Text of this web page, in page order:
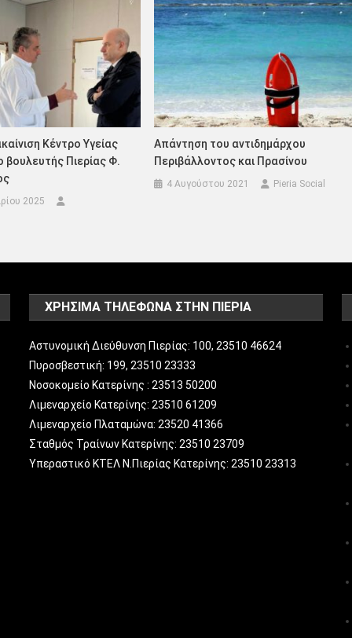
Κέντρο Υγείας
βουλευτής Πιερίας Φ.
2025
Απάντηση του αντιδημάρχου
Περιβάλλοντος και Πρασίνου
4 Αυγούστου 2021 Pieria Social
ΧΡΗΣΙΜΑ ΤΗΛΕΦΩΝΑ ΣΤΗΝ ΠΙΕΡΙΑ
Αστυνομική Διεύθυνση Πιερίας: 100, 23510 46624
Πυροσβεστική: 199, 23510 23333
Νοσοκομείο Κατερίνης : 23513 50200
Λιμεναρχείο Κατερίνης: 23510 61209
Λιμεναρχείο Πλαταμώνα: 23520 41366
Σταθμός Τραίνων Κατερίνης: 23510 23709
Υπεραστικό ΚΤΕΛ Ν.Πιερίας Κατερίνης: 23510 23313